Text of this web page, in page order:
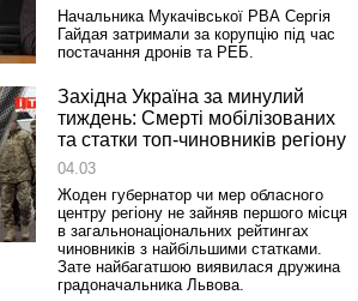
Начальника Мукачівської РВА Сергія
Гайдая затримали за корупцію під час
постачання дронів та РЕБ.
Західна Україна за минулий
тиждень: Смерті мобілізованих
та статки топ-чиновників регіону
04.03
Жоден губернатор чи мер обласного
центру регіону не зайняв першого місця
в загальнонаціональних рейтингах
чиновників з найбільшими статками.
Зате найбагатшою виявилася дружина
градоначальника Львова.